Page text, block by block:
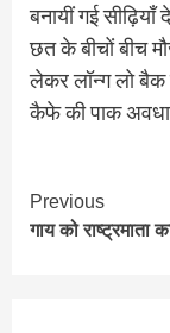
बनायीं गई
छत के बीचों बीच
लेकर लॉन्ग लो
कैफे की पाक
Continue
Reading
Previous
गाय को राष्ट्रमाता